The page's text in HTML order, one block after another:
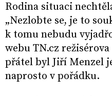
Rodina situaci
„Nezlobte se, je to
k tomu nebudu
webu TN.cz
přátel byl Jiří Menzel
naprosto v pořádku.